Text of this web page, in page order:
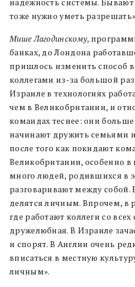
надежность системы.
тоже нужно уметь
Мише Лагодинскому,
банках, до Лондона
пришлось изменить способ
коллегами из-за большой
Израиле в технологиях
чем в Великобритании, и
командах теснее: они
начинают дружить семьями
после того как покидают
Великобритании, особенно в
много людей, родившихся в
разговаривают между собой.
делятся личным. Впрочем, в
где работают коллеги со
дружелюбная. В Израиле
и спорят. В Англии очень
вписаться в местную
личным».